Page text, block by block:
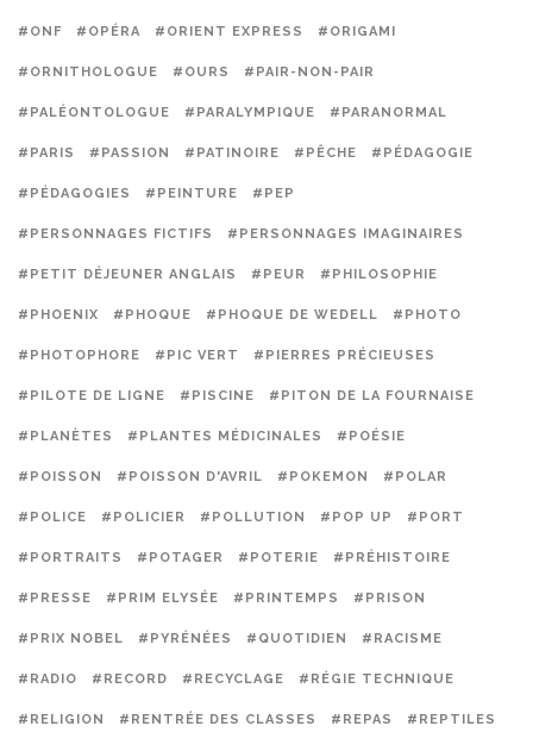
#ONF #OPÉRA #ORIENT EXPRESS #ORIGAMI
#ORNITHOLOGUE #OURS #PAIR-NON-PAIR
#PALÉONTOLOGUE #PARALYMPIQUE #PARANORMAL
#PARIS #PASSION #PATINOIRE #PÊCHE #PÉDAGOGIE
#PÉDAGOGIES #PEINTURE #PEP
#PERSONNAGES FICTIFS #PERSONNAGES IMAGINAIRES
#PETIT DÉJEUNER ANGLAIS #PEUR #PHILOSOPHIE
#PHOENIX #PHOQUE #PHOQUE DE WEDELL #PHOTO
#PHOTOPHORE #PIC VERT #PIERRES PRÉCIEUSES
#PILOTE DE LIGNE #PISCINE #PITON DE LA FOURNAISE
#PLANÈTES #PLANTES MÉDICINALES #POÉSIE
#POISSON #POISSON D'AVRIL #POKEMON #POLAR
#POLICE #POLICIER #POLLUTION #POP UP #PORT
#PORTRAITS #POTAGER #POTERIE #PRÉHISTOIRE
#PRESSE #PRIM ELYSÉE #PRINTEMPS #PRISON
#PRIX NOBEL #PYRÉNÉES #QUOTIDIEN #RACISME
#RADIO #RECORD #RECYCLAGE #RÉGIE TECHNIQUE
#RELIGION #RENTRÉE DES CLASSES #REPAS #REPTILES